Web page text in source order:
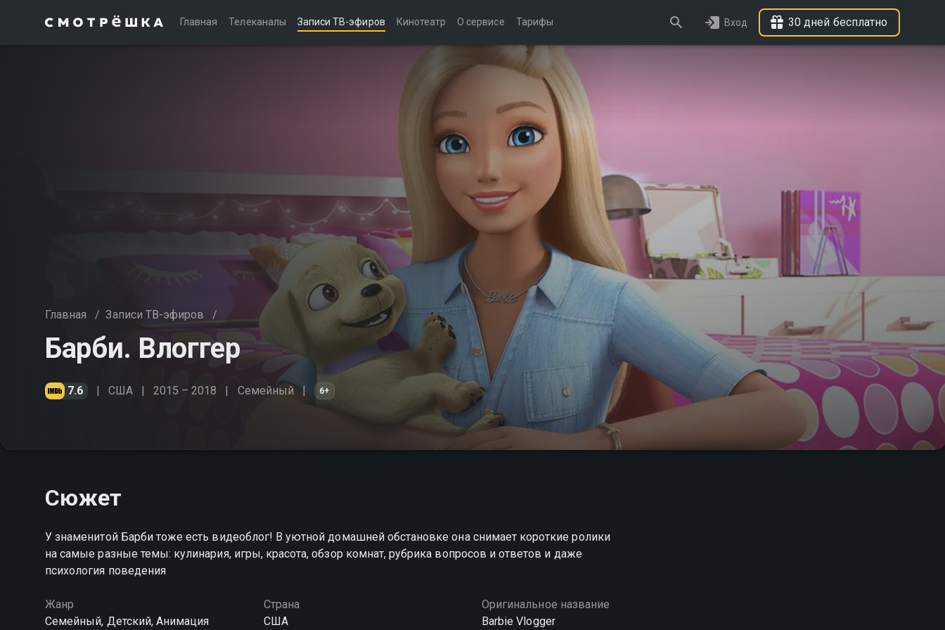
Главная Телеканалы Записи ТВ-эфиров Кинотеатр О сервисе Тарифы Вход 30 дней бесплатно
Главная / Записи ТВ-эфиров /
Барби. Влоггер
7.6 США 2015 – 2018 Cемейный 6+
Сюжет
У знаменитой Барби тоже есть видеоблог! В уютной домашней обстановке она снимает короткие ролики
на самые разные темы: кулинария, игры, красота, обзор комнат, рубрика вопросов и ответов и даже
психология поведения
Жанр
Cемейный, Детский, Анимация
Страна
США
Оригинальное название
Barbie Vlogger